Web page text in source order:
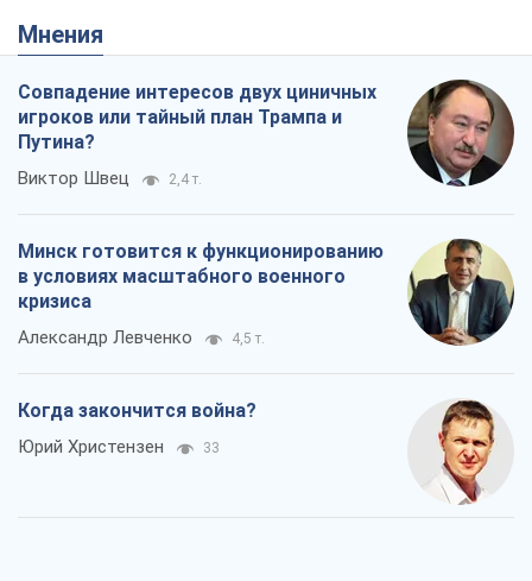
Мнения
Совпадение интересов двух циничных
игроков или тайный план Трампа и
Путина?
Виктор Швец 2,4 т.
Минск готовится к функционированию
в условиях масштабного военного
кризиса
Александр Левченко 4,5 т.
Когда закончится война?
Юрий Христензен 33